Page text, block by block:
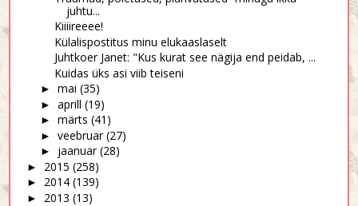
juhtu...
Kiiiireeee!
Külalispostitus minu elukaaslaselt
Juhtkoer Janet: "Kus kurat see nägija end peidab, ...
Kuidas üks asi viib teiseni
► mai (35)
► aprill (19)
► märts (41)
► veebruar (27)
► jaanuar (28)
► 2015 (258)
► 2014 (139)
► 2013 (13)